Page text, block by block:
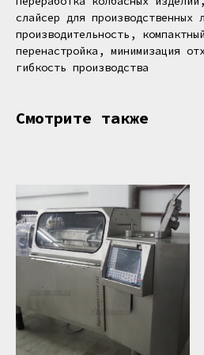
слайсер для производственных
производительность,
перенастройка, минимизация
гибкость производства
Смотрите также